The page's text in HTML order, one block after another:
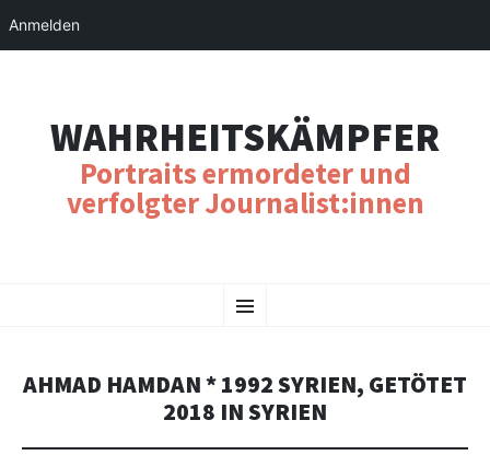
WAHRHEITSKÄMPFER
Portraits ermordeter und
verfolgter Journalist:innen
Menu
TO
AHMAD HAMDAN * 1992 SYRIEN, GETÖTET
2018 IN SYRIEN
Anmelden